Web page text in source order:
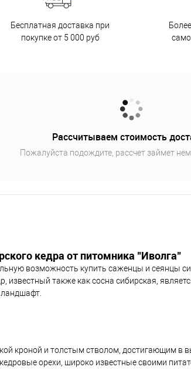
Бесплатная доставка при
покупке от 5 000 руб
Рассчитываем стоимость
Пожалуйста подождите, рассчет займет
кедра от питомника "Иволга"
возможность купить саженцы и сеянцы
известный также как сосна сибирская,
кроной и толстым стволом, достигающим в
орехи, широко известные своими